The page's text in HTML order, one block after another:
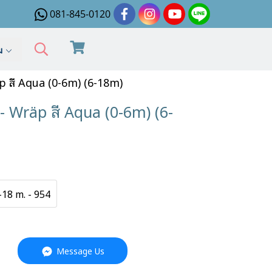
081-845-0120
สี Aqua (0-6m) (6-18m)
Wräp สี Aqua (0-6m) (6-
m. - 954
Message Us